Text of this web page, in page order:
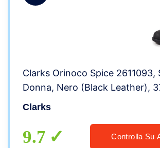
Clarks Orinoco Spice 2611093,
Donna, Nero (Black Leather),
Clarks
9.7 Controlla Su